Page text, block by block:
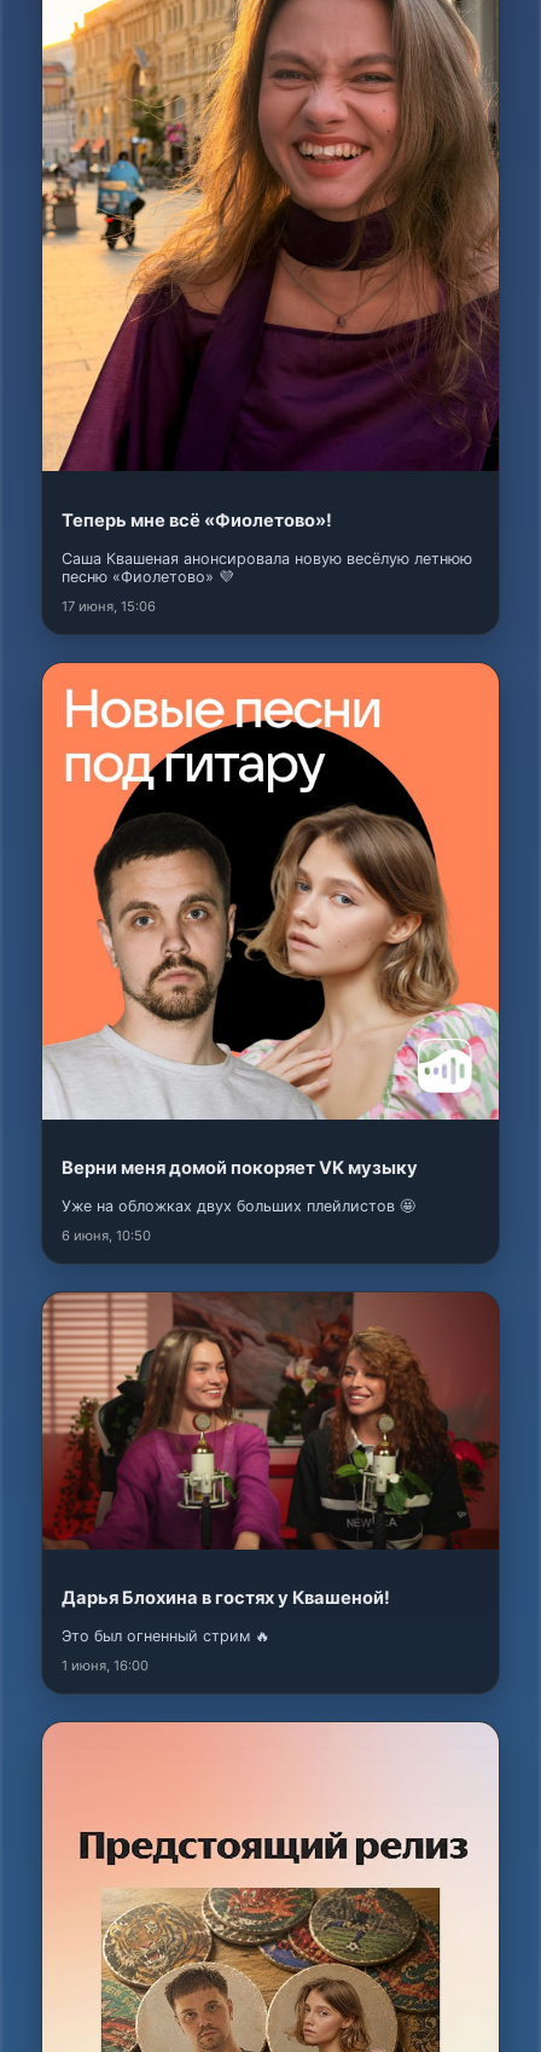
Теперь мне всё «Фиолетово»!
Саша Квашеная анонсировала новую весёлую летнюю
песню «Фиолетово» 💜
17 июня, 15:06
Верни меня домой покоряет VK музыку
Уже на обложках двух больших плейлистов 🤩
6 июня, 10:50
Дарья Блохина в гостях у Квашеной!
Это был огненный стрим 🔥
1 июня, 16:00